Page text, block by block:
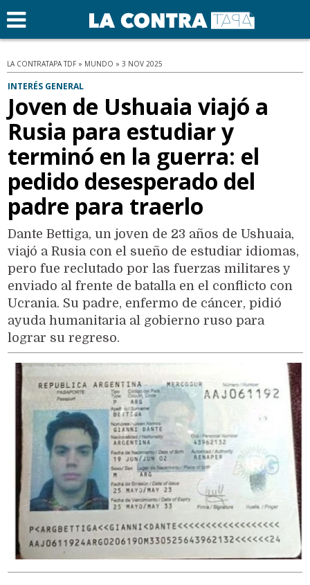
LA CONTRATAPA TDF » MUNDO » 3 NOV 2025
INTERÉS GENERAL
Joven de Ushuaia viajó a
Rusia para estudiar y
terminó en la guerra: el
pedido desesperado del
padre para traerlo
Dante Bettiga, un joven de 23 años de Ushuaia,
viajó a Rusia con el sueño de estudiar idiomas,
pero fue reclutado por las fuerzas militares y
enviado al frente de batalla en el conflicto con
Ucrania. Su padre, enfermo de cáncer, pidió
ayuda humanitaria al gobierno ruso para
lograr su regreso.